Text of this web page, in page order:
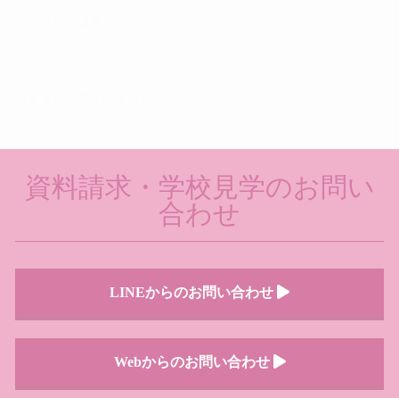
資料請求・学校見学のお問い
合わせ
LINEからのお問い合わせ
Webからのお問い合わせ